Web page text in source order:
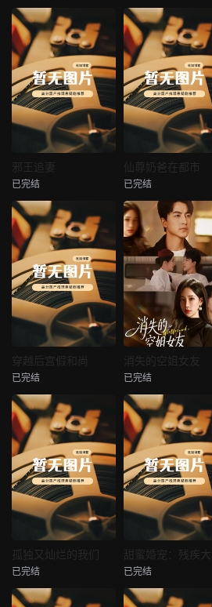
热播
邪王追妻
未知
邪王追妻
已完结
热播
未知
仙尊奶爸在都市
已完结
未知
穿越后宫假和尚
已完结
热播
未知
消失的空姐女友
已完结
未知
孤独又灿烂的我们
已完结
热播
未知
已完结